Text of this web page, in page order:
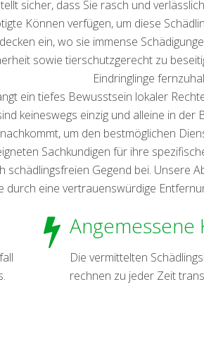
sicher, dass Sie rasch und
Können verfügen, um diese
ein, wo sie immense
sowie tierschutzgerecht zu
Eindringlinge
ein tiefes Bewusstsein lokaler
keineswegs einzig und alleine in
um den bestmöglichen
Sachkundigen für ihre
Gegend bei. Unsere
eine vertrauenswürdige
Angemessene
Die vermittelten
rechnen zu jeder Zeit